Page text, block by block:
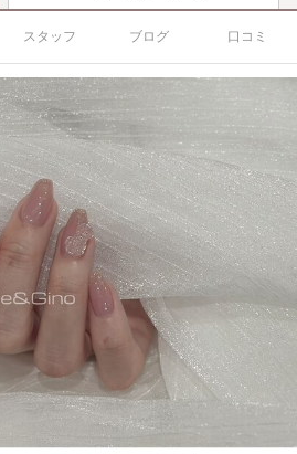
スタッフ ブログ 口コミ